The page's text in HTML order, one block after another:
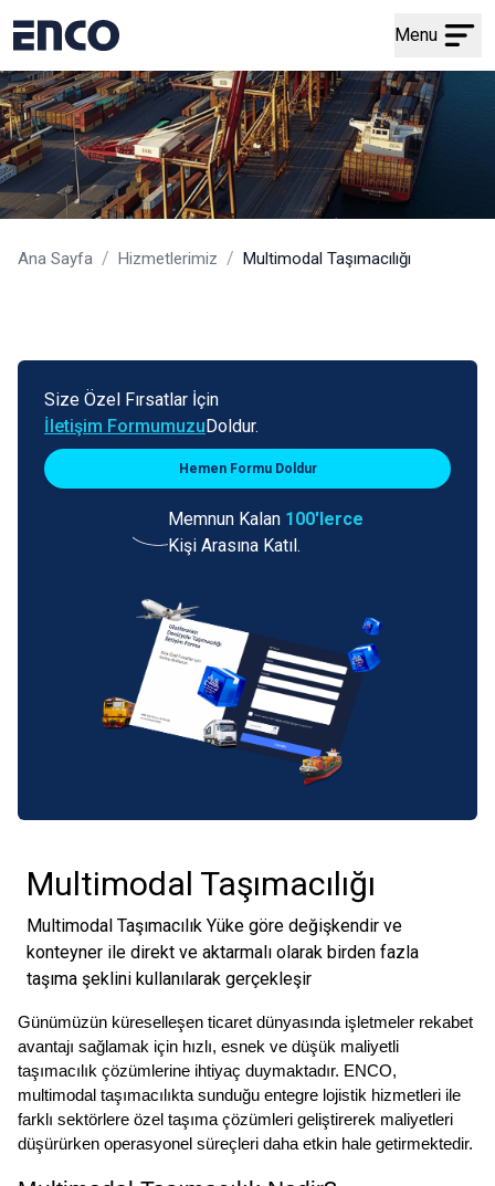
Menu
Ana Sayfa / Hizmetlerimiz / Multimodal Taşımacılığı
Size Özel Fırsatlar İçin
İletişim Formumuzu Doldur.
Hemen Formu Doldur
Memnun Kalan 100'lerce
Kişi Arasına Katıl.
Multimodal Taşımacılığı
Multimodal Taşımacılık Yüke göre değişkendir ve
konteyner ile direkt ve aktarmalı olarak birden fazla
taşıma şeklini kullanılarak gerçekleşir
Günümüzün küreselleşen ticaret dünyasında işletmeler rekabet
avantajı sağlamak için hızlı, esnek ve düşük maliyetli
taşımacılık çözümlerine ihtiyaç duymaktadır. ENCO,
multimodal taşımacılıkta sunduğu entegre lojistik hizmetleri ile
farklı sektörlere özel taşıma çözümleri geliştirerek maliyetleri
düşürürken operasyonel süreçleri daha etkin hale getirmektedir.